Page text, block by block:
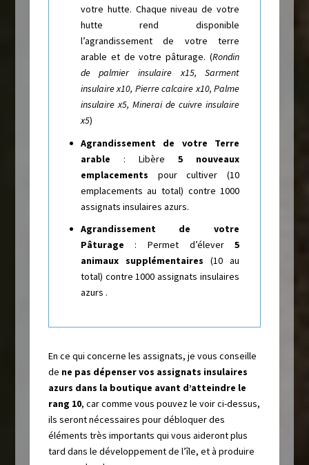
votre hutte. Chaque niveau de votre
hutte rend disponible
l’agrandissement de votre terre
arable et de votre pâturage. (Rondin
de palmier insulaire x15, Sarment
insulaire x10, Pierre calcaire x10, Palme
insulaire x5, Minerai de cuivre insulaire
x5)
Agrandissement de votre Terre
arable : Libère5 nouveaux
emplacements pour cultiver (10
emplacements au total) contre 1000
assignats insulaires azurs.
Agrandissement de votre
Pâturage : Permet d’élever5
animaux supplémentaires (10 au
total) contre 1000 assignats insulaires
azurs .
En ce qui concerne les assignats, je vous conseille
de ne pas dépenser vos assignats insulaires
azurs dans la boutique avant d’atteindre le
rang 10, car comme vous pouvez le voir ci-dessus,
ils seront nécessaires pour débloquer des
éléments très importants qui vous aideront plus
tard dans le développement de l’île, et à produire